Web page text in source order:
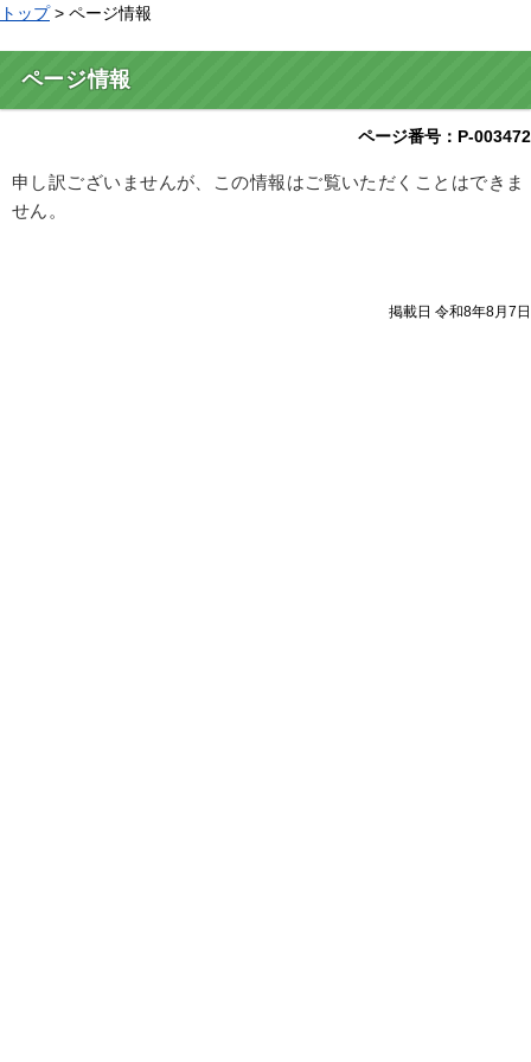
トップ> ページ情報
ページ情報
ページ番号：P-003472
申し訳ございませんが、この情報はご覧いただくことはできま
せん。
掲載日 令和8年8月7日